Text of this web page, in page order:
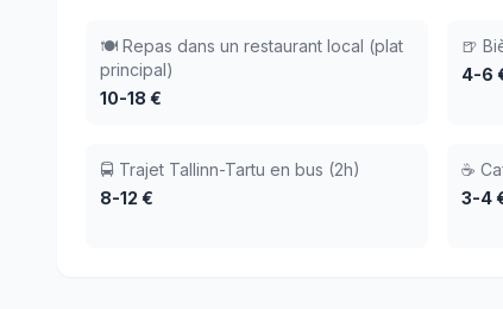
🍽️ Repas dans un restaurant local (plat
principal)
10-18 €
🍺
4-6
🚍 Trajet Tallinn-Tartu en bus (2h)
8-12 €
☕
3-4